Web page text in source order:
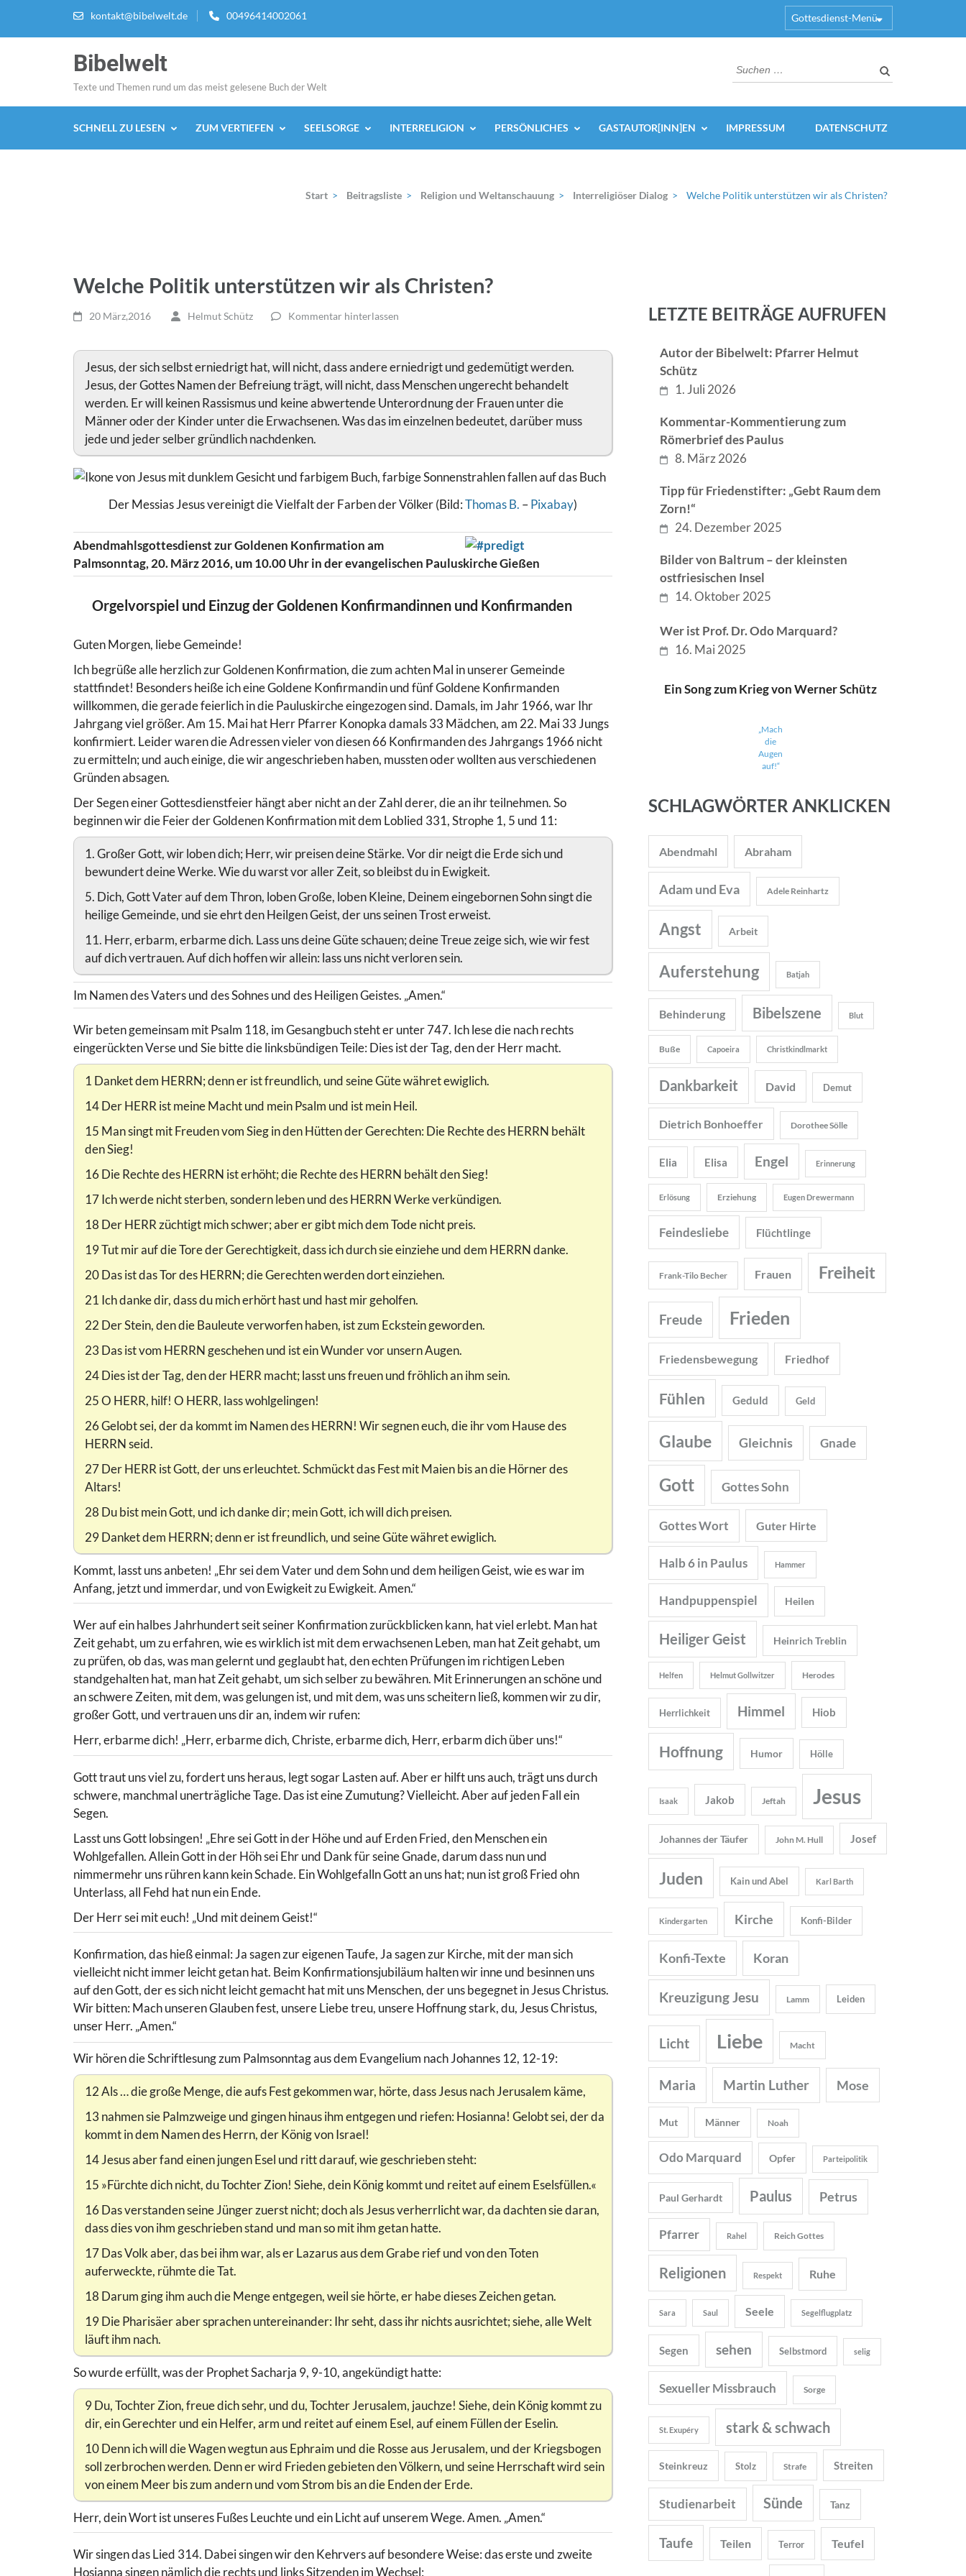
kontakt@bibelwelt.de 00496414002061 Gottesdienst-Menü
Bibelwelt
Texte und Themen rund um das meist gelesene Buch der Welt
Suchen
nach:
SCHNELL ZU LESEN ZUM VERTIEFEN SEELSORGE INTERRELIGION PERSÖNLICHES GASTAUTOR[INN]EN IMPRESSUM DATENSCHUTZ
Start > Beitragsliste > Religion und Weltanschauung > Interreligiöser Dialog > Welche Politik unterstützen wir als Christen?
Welche Politik unterstützen wir als Christen?
20 März,2016 Helmut Schütz Kommentar hinterlassen
Jesus, der sich selbst erniedrigt hat, will nicht, dass andere erniedrigt und gedemütigt werden.
Jesus, der Gottes Namen der Befreiung trägt, will nicht, dass Menschen ungerecht behandelt
werden. Er will keinen Rassismus und keine abwertende Unterordnung der Frauen unter die
Männer oder der Kinder unter die Erwachsenen. Was das im einzelnen bedeutet, darüber muss
jede und jeder selber gründlich nachdenken.
Der Messias Jesus vereinigt die Vielfalt der Farben der Völker (Bild:Thomas B. –Pixabay)
Abendmahlsgottesdienst zur Goldenen Konfirmation am
Palmsonntag, 20. März 2016, um 10.00 Uhr in der evangelischen Pauluskirche Gießen
Orgelvorspiel und Einzug der Goldenen Konfirmandinnen und Konfirmanden
Guten Morgen, liebe Gemeinde!
Ich begrüße alle herzlich zur Goldenen Konfirmation, die zum achten Mal in unserer Gemeinde
stattfindet! Besonders heiße ich eine Goldene Konfirmandin und fünf Goldene Konfirmanden
willkommen, die gerade feierlich in die Pauluskirche eingezogen sind. Damals, im Jahr 1966, war Ihr
Jahrgang viel größer. Am 15. Mai hat Herr Pfarrer Konopka damals 33 Mädchen, am 22. Mai 33 Jungs
konfirmiert. Leider waren die Adressen vieler von diesen 66 Konfirmanden des Jahrgangs 1966 nicht
zu ermitteln; und auch einige, die wir angeschrieben haben, mussten oder wollten aus verschiedenen
Gründen absagen.
Der Segen einer Gottesdienstfeier hängt aber nicht an der Zahl derer, die an ihr teilnehmen. So
beginnen wir die Feier der Goldenen Konfirmation mit dem Loblied 331, Strophe 1, 5 und 11:
1. Großer Gott, wir loben dich; Herr, wir preisen deine Stärke. Vor dir neigt die Erde sich und
bewundert deine Werke. Wie du warst vor aller Zeit, so bleibst du in Ewigkeit.
5. Dich, Gott Vater auf dem Thron, loben Große, loben Kleine, Deinem eingebornen Sohn singt die
heilige Gemeinde, und sie ehrt den Heilgen Geist, der uns seinen Trost erweist.
11. Herr, erbarm, erbarme dich. Lass uns deine Güte schauen; deine Treue zeige sich, wie wir fest
auf dich vertrauen. Auf dich hoffen wir allein: lass uns nicht verloren sein.
Im Namen des Vaters und des Sohnes und des Heiligen Geistes. „Amen.“
Wir beten gemeinsam mit Psalm 118, im Gesangbuch steht er unter 747. Ich lese die nach rechts
eingerückten Verse und Sie bitte die linksbündigen Teile: Dies ist der Tag, den der Herr macht.
1 Danket dem HERRN; denn er ist freundlich, und seine Güte währet ewiglich.
14 Der HERR ist meine Macht und mein Psalm und ist mein Heil.
15 Man singt mit Freuden vom Sieg in den Hütten der Gerechten: Die Rechte des HERRN behält
den Sieg!
16 Die Rechte des HERRN ist erhöht; die Rechte des HERRN behält den Sieg!
17 Ich werde nicht sterben, sondern leben und des HERRN Werke verkündigen.
18 Der HERR züchtigt mich schwer; aber er gibt mich dem Tode nicht preis.
19 Tut mir auf die Tore der Gerechtigkeit, dass ich durch sie einziehe und dem HERRN danke.
20 Das ist das Tor des HERRN; die Gerechten werden dort einziehen.
21 Ich danke dir, dass du mich erhört hast und hast mir geholfen.
22 Der Stein, den die Bauleute verworfen haben, ist zum Eckstein geworden.
23 Das ist vom HERRN geschehen und ist ein Wunder vor unsern Augen.
24 Dies ist der Tag, den der HERR macht; lasst uns freuen und fröhlich an ihm sein.
25 O HERR, hilf! O HERR, lass wohlgelingen!
26 Gelobt sei, der da kommt im Namen des HERRN! Wir segnen euch, die ihr vom Hause des
HERRN seid.
27 Der HERR ist Gott, der uns erleuchtet. Schmückt das Fest mit Maien bis an die Hörner des
Altars!
28 Du bist mein Gott, und ich danke dir; mein Gott, ich will dich preisen.
29 Danket dem HERRN; denn er ist freundlich, und seine Güte währet ewiglich.
Kommt, lasst uns anbeten! „Ehr sei dem Vater und dem Sohn und dem heiligen Geist, wie es war im
Anfang, jetzt und immerdar, und von Ewigkeit zu Ewigkeit. Amen.“
Wer auf ein halbes Jahrhundert seit seiner Konfirmation zurückblicken kann, hat viel erlebt. Man hat
Zeit gehabt, um zu erfahren, wie es wirklich ist mit dem erwachsenen Leben, man hat Zeit gehabt, um
zu prüfen, ob das, was man gelernt und geglaubt hat, den echten Prüfungen im richtigen Leben
standgehalten hat, man hat Zeit gehabt, um sich selber zu bewähren. Mit Erinnerungen an schöne und
an schwere Zeiten, mit dem, was gelungen ist, und mit dem, was uns scheitern ließ, kommen wir zu dir,
großer Gott, und vertrauen uns dir an, indem wir rufen:
Herr, erbarme dich! „Herr, erbarme dich, Christe, erbarme dich, Herr, erbarm dich über uns!“
Gott traut uns viel zu, fordert uns heraus, legt sogar Lasten auf. Aber er hilft uns auch, trägt uns durch
schwere, manchmal unerträgliche Tage. Das ist eine Zumutung? Vielleicht. Aber auf jeden Fall ein
Segen.
Lasst uns Gott lobsingen! „Ehre sei Gott in der Höhe und auf Erden Fried, den Menschen ein
Wohlgefallen. Allein Gott in der Höh sei Ehr und Dank für seine Gnade, darum dass nun und
nimmermehr uns rühren kann kein Schade. Ein Wohlgefalln Gott an uns hat; nun ist groß Fried ohn
Unterlass, all Fehd hat nun ein Ende.
Der Herr sei mit euch! „Und mit deinem Geist!“
Konfirmation, das hieß einmal: Ja sagen zur eigenen Taufe, Ja sagen zur Kirche, mit der man sich
vielleicht nicht immer leicht getan hat. Beim Konfirmationsjubiläum halten wir inne und besinnen uns
auf den Gott, der es sich nicht leicht gemacht hat mit uns Menschen, der uns begegnet in Jesus Christus.
Wir bitten: Mach unseren Glauben fest, unsere Liebe treu, unsere Hoffnung stark, du, Jesus Christus,
unser Herr. „Amen.“
Wir hören die Schriftlesung zum Palmsonntag aus dem Evangelium nach Johannes 12, 12-19:
12 Als … die große Menge, die aufs Fest gekommen war, hörte, dass Jesus nach Jerusalem käme,
13 nahmen sie Palmzweige und gingen hinaus ihm entgegen und riefen: Hosianna! Gelobt sei, der da
kommt in dem Namen des Herrn, der König von Israel!
14 Jesus aber fand einen jungen Esel und ritt darauf, wie geschrieben steht:
15 »Fürchte dich nicht, du Tochter Zion! Siehe, dein König kommt und reitet auf einem Eselsfüllen.«
16 Das verstanden seine Jünger zuerst nicht; doch als Jesus verherrlicht war, da dachten sie daran,
dass dies von ihm geschrieben stand und man so mit ihm getan hatte.
17 Das Volk aber, das bei ihm war, als er Lazarus aus dem Grabe rief und von den Toten
auferweckte, rühmte die Tat.
18 Darum ging ihm auch die Menge entgegen, weil sie hörte, er habe dieses Zeichen getan.
19 Die Pharisäer aber sprachen untereinander: Ihr seht, dass ihr nichts ausrichtet; siehe, alle Welt
läuft ihm nach.
So wurde erfüllt, was der Prophet Sacharja 9, 9-10, angekündigt hatte:
9 Du, Tochter Zion, freue dich sehr, und du, Tochter Jerusalem, jauchze! Siehe, dein König kommt zu
dir, ein Gerechter und ein Helfer, arm und reitet auf einem Esel, auf einem Füllen der Eselin.
10 Denn ich will die Wagen wegtun aus Ephraim und die Rosse aus Jerusalem, und der Kriegsbogen
soll zerbrochen werden. Denn er wird Frieden gebieten den Völkern, und seine Herrschaft wird sein
von einem Meer bis zum andern und vom Strom bis an die Enden der Erde.
Herr, dein Wort ist unseres Fußes Leuchte und ein Licht auf unserem Wege. Amen. „Amen.“
Wir singen das Lied 314. Dabei singen wir den Kehrvers auf besondere Weise: das erste und zweite
Hosianna singen nämlich die rechts und links Sitzenden im Wechsel:
LETZTE BEITRÄGE AUFRUFEN
Autor der Bibelwelt: Pfarrer Helmut
Schütz
1. Juli 2026
Kommentar-Kommentierung zum
Römerbrief des Paulus
8. März 2026
Tipp für Friedenstifter: „Gebt Raum dem
Zorn!“
24. Dezember 2025
Bilder von Baltrum – der kleinsten
ostfriesischen Insel
14. Oktober 2025
Wer ist Prof. Dr. Odo Marquard?
16. Mai 2025
Ein Song zum Krieg von Werner Schütz
„Mach
die
Augen
auf!“
SCHLAGWÖRTER ANKLICKEN
Abendmahl Abraham
Adam und Eva Adele Reinhartz
Angst Arbeit
Auferstehung Batjah
Behinderung Bibelszene Blut
Buße Capoeira Christkindlmarkt
Dankbarkeit David Demut
Dietrich Bonhoeffer Dorothee Sölle
Elia Elisa Engel Erinnerung
Erlösung Erziehung Eugen Drewermann
Feindesliebe Flüchtlinge
Frank-Tilo Becher Frauen Freiheit
Freude Frieden
Friedensbewegung Friedhof
Fühlen Geduld Geld
Glaube Gleichnis Gnade
Gott Gottes Sohn
Gottes Wort Guter Hirte
Halb 6 in Paulus Hammer
Handpuppenspiel Heilen
Heiliger Geist Heinrich Treblin
Helfen Helmut Gollwitzer Herodes
Herrlichkeit Himmel Hiob
Hoffnung Humor Hölle
Isaak Jakob Jeftah Jesus
Johannes der Täufer John M. Hull Josef
Juden Kain und Abel Karl Barth
Kindergarten Kirche Konfi-Bilder
Konfi-Texte Koran
Kreuzigung Jesu Lamm Leiden
Licht Liebe Macht
Maria Martin Luther Mose
Mut Männer Noah
Odo Marquard Opfer Parteipolitik
Paul Gerhardt Paulus Petrus
Pfarrer Rahel Reich Gottes
Religionen Respekt Ruhe
Sara Saul Seele Segelflugplatz
Segen sehen Selbstmord selig
Sexueller Missbrauch Sorge
St. Exupéry stark & schwach
Steinkreuz Stolz Strafe Streiten
Studienarbeit Sünde Tanz
Taufe Teilen Terror Teufel